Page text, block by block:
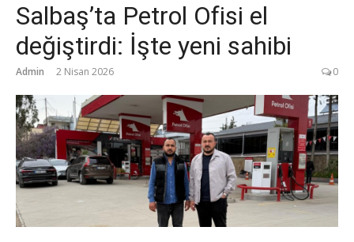
Salbaş’ta Petrol Ofisi el
değiştirdi: İşte yeni sahibi
Admin 2 Nisan 2026 0